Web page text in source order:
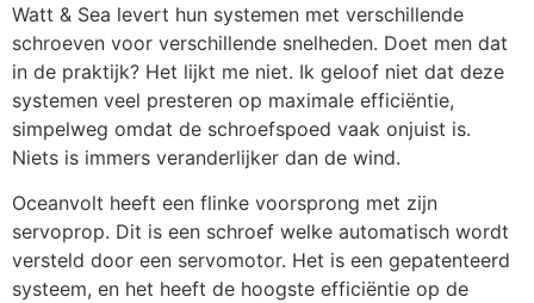
Watt & Sea levert hun systemen met verschillende
schroeven voor verschillende snelheden. Doet men dat
in de praktijk? Het lijkt me niet. Ik geloof niet dat deze
systemen veel presteren op maximale efficiëntie,
simpelweg omdat de schroefspoed vaak onjuist is.
Niets is immers veranderlijker dan de wind.
Oceanvolt heeft een flinke voorsprong met zijn
servoprop. Dit is een schroef welke automatisch wordt
versteld door een servomotor. Het is een gepatenteerd
systeem, en het heeft de hoogste efficiëntie op de